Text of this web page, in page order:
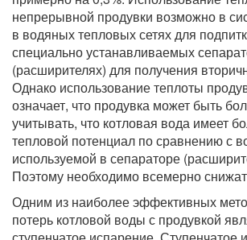
непрерывной продувки возможно в
в водяных тепловых сетях для
специально устанавливаемых
(расширителях) для получения
Однако использование теплоты
означает, что продувка может быть
учитывать, что котловая вода имеет
тепловой потенциал по сравнению с
используемой в сепараторе
Поэтому необходимо всемерно
Одним из наиболее эффективных
потерь котловой воды с продувкой